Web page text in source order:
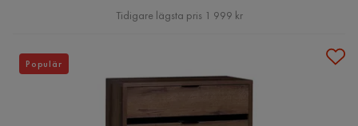
Pris
Tidigare lägsta pris 1 999 kr
Populär